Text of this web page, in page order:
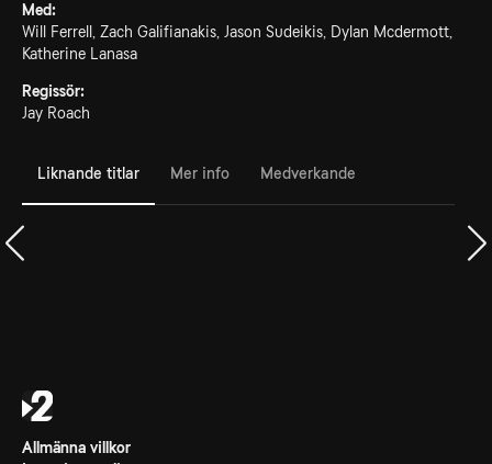
Med:
Will Ferrell, Zach Galifianakis, Jason Sudeikis, Dylan Mcdermott,
Katherine Lanasa
Regissör:
Jay Roach
Liknande titlar Mer info Medverkande
Allmänna villkor